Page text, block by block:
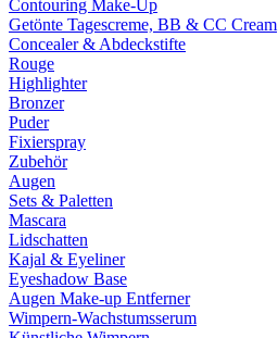
Contouring Make-Up
Getönte Tagescreme, BB & CC Cream
Concealer & Abdeckstifte
Rouge
Highlighter
Bronzer
Puder
Fixierspray
Zubehör
Augen
Sets & Paletten
Mascara
Lidschatten
Kajal & Eyeliner
Eyeshadow Base
Augen Make-up Entferner
Wimpern-Wachstumsserum